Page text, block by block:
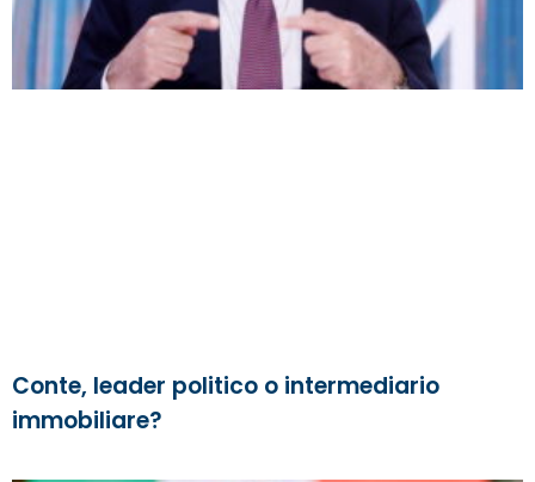
Conte, leader politico o intermediario
immobiliare?